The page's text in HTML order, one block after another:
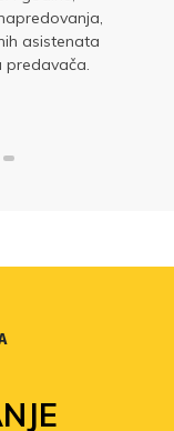
asistenata
predavača.